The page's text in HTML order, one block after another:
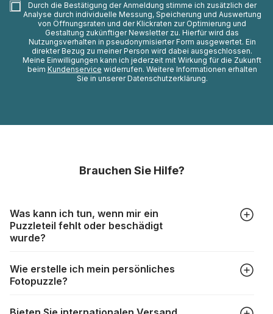
Durch die Bestätigung der Anmeldung stimme ich zusätzlich der
Analyse durch individuelle Messung, Speicherung und Auswertung
von Öffnungsraten und der Klickraten zur Optimierung und
Gestaltung zukünftiger Newsletter zu. Hierfür wird das
Nutzungsverhalten in pseudonymisierter Form ausgewertet. Ein
direkter Bezug zu meiner Person wird dabei ausgeschlossen.
Meine Einwilligungen kann ich jederzeit mit Wirkung für die Zukunft
beim Kundenservice widerrufen. Weitere Informationen erhalten
Sie in unserer Datenschutzerklärung.
Brauchen Sie Hilfe?
Was kann ich tun, wenn mir ein
Puzzleteil fehlt oder beschädigt
wurde?
aber trotzdem kann es vorkommen, dass Teile beschädigt
werden oder verloren gehen. Mit solchen Fällen gehen
https://www.puzzle.de/puzzleteile-fehlen.html
Wie erstelle ich mein persönliches
Fotopuzzle?